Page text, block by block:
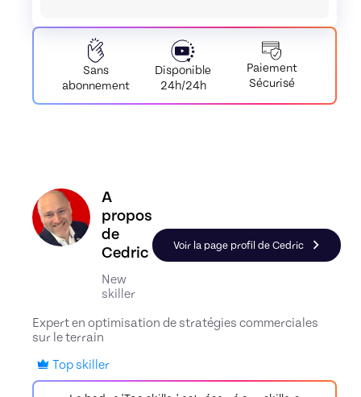
Sans
abonnement
Disponible
24h/24h
Paiement
Sécurisé
Découvrez le profil de Cedric, Skiller en
A
propos
de
Cedric
New
skiller
Voir la page profil de Cedric
Expert en optimisation de stratégies commerciales
sur le terrain
Top skiller